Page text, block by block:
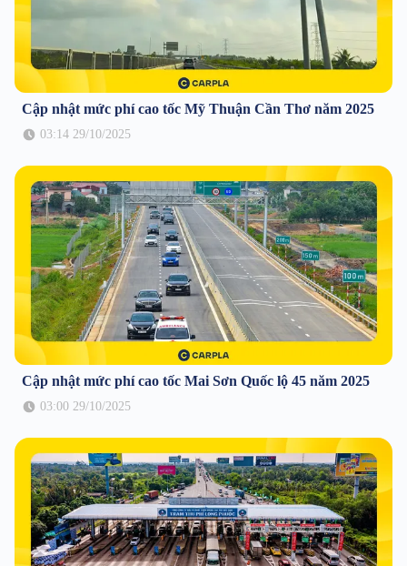
Cập nhật mức phí cao tốc Mỹ Thuận Cần Thơ năm 2025
03:14 29/10/2025
Cập nhật mức phí cao tốc Mai Sơn Quốc lộ 45 năm 2025
03:00 29/10/2025